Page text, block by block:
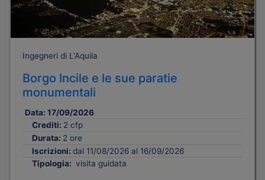
Ingegneri di L'Aquila
Borgo Incile e le sue paratie
monumentali
Data: 17/09/2026
Crediti: 2 cfp
Durata: 2 ore
Iscrizioni: dal 11/08/2026 al 16/09/2026
Tipologia: visita guidata